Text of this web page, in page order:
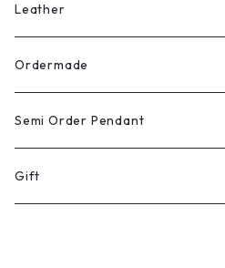
Leather
Ordermade
Semi Order Pendant
Gift